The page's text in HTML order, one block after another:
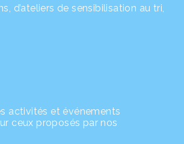
d’ateliers de sensibilisation au tri,
activités et événements
ceux proposés par nos